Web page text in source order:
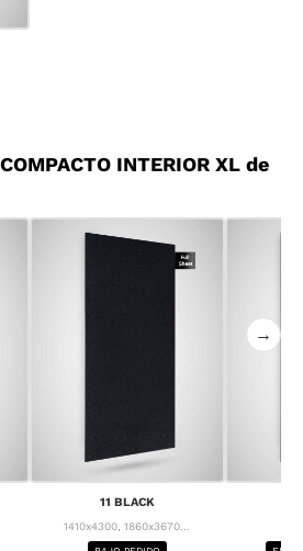
INTERIOR XL de
11 BLACK
1410x4300, 1860x3670...
→